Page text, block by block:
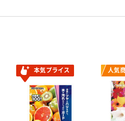
本気プライス 人気